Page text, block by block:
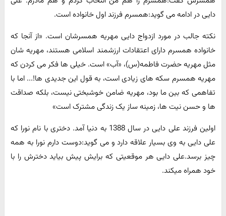
دایی در ادامه می گوید:همسرم فرزند اول خانواده است.
نکته جالب در مورد ازدواج دایی مهریه همسرشان است. «از آنجا که
خانواده همسرم دارای اعتقادات ارزشمند اسلامی هستند، مهریه شان
مثل مهریه حضرت فاطمه(س)، «آب» است. خیلی ها فکر می کردن که
مهریه همسرم سکه های زیادی است، به قول این جدیدی ها!... اما با
تفاهمی که بین ما بود، مهریه ضامن خوشبختی نیست، بلکه صداقت
ها و حسن نیت ها، زمینه ساز یک زندگی مشترک است»
اولین فرزند علی دایی در سال 1388 به دنیا آمد. دختری با نام نورا که
علی دایی به وی بسیار علاقه دارد و می گوید:دوست دارم نورا به همه
چیز برسد.علی دایی هر موقعیتی که برایش پیش بیاید دخترش را با
خود همراه میکند.